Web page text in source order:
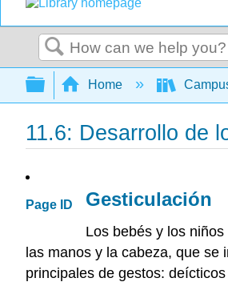
Search
Expand/collapse
Home
11.6: Desarrollo de
Page ID Gesticulación
Los bebés y los
las manos y la cabeza, que
principales de gestos: